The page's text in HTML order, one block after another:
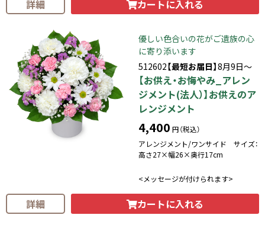
詳細 カートに入れる
優しい色合いの花がご遺族の心
に寄り添います
512602【最短お届日】8月9日～
【お供え・お悔やみ_アレン
ジメント(法人）】お供えのア
レンジメント
4,400 円（税込）
アレンジメント/ワンサイド サイズ：
高さ27×幅26×奥行17cm
<メッセージが付けられます>
詳細 カートに入れる